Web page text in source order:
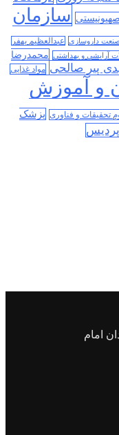
سازمان
داروسازی عبدالعظیم بهفر
آرایشی و بهداشتی محمدرضا
پیر صالحی مواد غذایی
و آموزش
تحقیقات و فناوری پزشک